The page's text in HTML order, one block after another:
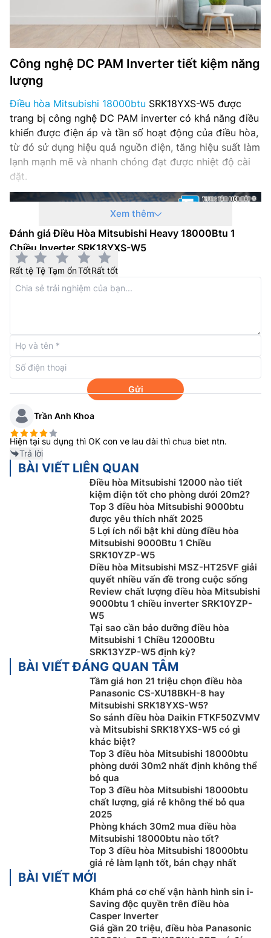
Công nghệ DC PAM Inverter tiết kiệm năng
lượng
Điều hòa Mitsubishi 18000btu SRK18YXS-W5 được
trang bị công nghệ DC PAM inverter có khả năng điều
khiển được điện áp và tần số hoạt động của điều hòa,
từ đó sử dụng hiệu quả nguồn điện, tăng hiệu suất làm
lạnh mạnh mẽ và nhanh chóng đạt được nhiệt độ cài
đặt.
Công nghệ thổi gió 3D Auto
Điều hòa Mitsubishi Heavyinverter SRK18YXS-W5
được tích hợp công nghệ thổi gió 3D Auto với thiết kế
cánh đảo gió mới sẽ điều khiển luồng gió lạnh ngưng
thổi trực tiếp xuống phòng mà chuyển sang thổi sát
trần, áp dụng nguyên tắc vật lý “khí lạnh nặng hơn khí
nóng” nên lúc này hơi lạnh sẽ rơi từ trên trần xuống
tạo ra hiệu ứng vòi sen mát lạnh và sảng khoái suốt cả
ngày.
Công nghệ tạo Ion âm bảo vệ sức khỏe
người dùng
Ngoài việc lan tỏa khí lạnh cho bầu không khí thì, điều
Heavy inverter SRK18YXS-W5 có thể
tạo Ion âm, tác động trực tiếp và quan trọng với sức
khỏe của con người. Ion âm có tác dụng làm môi
trường trở nên trong sạch và lành mạnh hơn. Các tạp
chất trong không khí như khói, bụi… thường mang
điện dương, các ion âm sẽ hút các phần tử mang điện
dương này, trung hòa chúng và rơi xuống đất, giúp
không khí trở nên trong lành, sạch sẽ hơn.
Xem thêm
Đánh giá Điều Hòa Mitsubishi Heavy 18000Btu 1
Chiều Inverter SRK18YXS-W5
Rất tệ Tệ Tạm ổnTốtRất tốt
Gửi
Trần Anh Khoa
Hiện tại su dụng thì OK con ve lau dài thì chua biet ntn.
Trả lời
BÀI VIẾT LIÊN QUAN
Điều hòa Mitsubishi 12000 nào tiết
kiệm điện tốt cho phòng dưới 20m2?
Top 3 điều hòa Mitsubishi 9000btu
được yêu thích nhất 2025
5 Lợi ích nổi bật khi dùng điều hòa
Mitsubishi 9000Btu 1 Chiều
SRK10YZP-W5
Điều hòa Mitsubishi MSZ-HT25VF giải
quyết nhiều vấn đề trong cuộc sống
Review chất lượng điều hòa Mitsubishi
9000btu 1 chiều inverter SRK10YZP-
W5
Tại sao cần bảo dưỡng điều hòa
Mitsubishi 1 Chiều 12000Btu
SRK13YZP-W5 định kỳ?
BÀI VIẾT ĐÁNG QUAN TÂM
Tầm giá hơn 21 triệu chọn điều hòa
Panasonic CS-XU18BKH-8 hay
Mitsubishi SRK18YXS-W5?
So sánh điều hòa Daikin FTKF50ZVMV
và Mitsubishi SRK18YXS-W5 có gì
khác biệt?
Top 3 điều hòa Mitsubishi 18000btu
phòng dưới 30m2 nhất định không thể
bỏ qua
Top 3 điều hòa Mitsubishi 18000btu
chất lượng, giá rẻ không thể bỏ qua
2025
Phòng khách 30m2 mua điều hòa
Mitsubishi 18000btu nào tốt?
Top 3 điều hòa Mitsubishi 18000btu
giá rẻ làm lạnh tốt, bán chạy nhất
BÀI VIẾT MỚI
Khám phá cơ chế vận hành hình sin i-
Saving độc quyền trên điều hòa
Casper Inverter
Giá gần 20 triệu, điều hòa Panasonic